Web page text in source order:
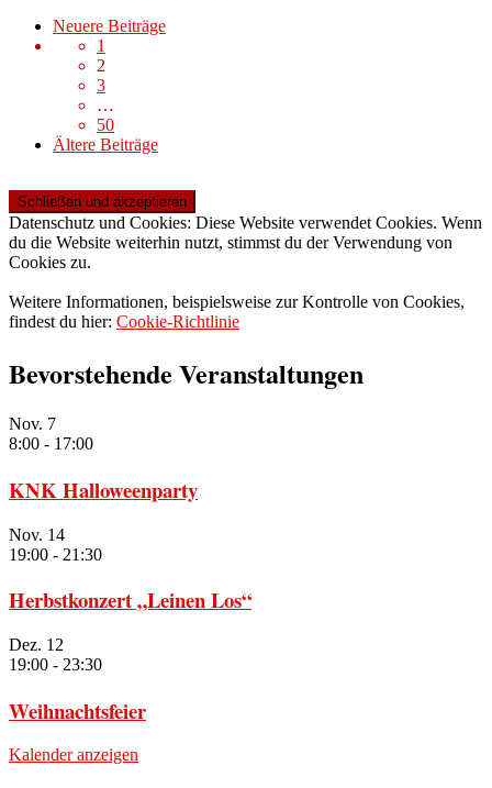
Beitragsnavigation
Neuere
Beiträge
Neuere Beiträge
1
2
3
…
50
Ältere
Ältere Beiträge
Datenschutz und Cookies: Diese Website verwendet Cookies. Wenn
du die Website weiterhin nutzt, stimmst du der Verwendung von
Cookies zu.
Weitere Informationen, beispielsweise zur Kontrolle von Cookies,
findest du hier: Cookie-Richtlinie
Bevorstehende Veranstaltungen
Nov. 7
8:00 - 17:00
KNK Halloweenparty
Nov. 14
19:00 - 21:30
Herbstkonzert „Leinen Los“
Dez. 12
19:00 - 23:30
Weihnachtsfeier
Kalender anzeigen